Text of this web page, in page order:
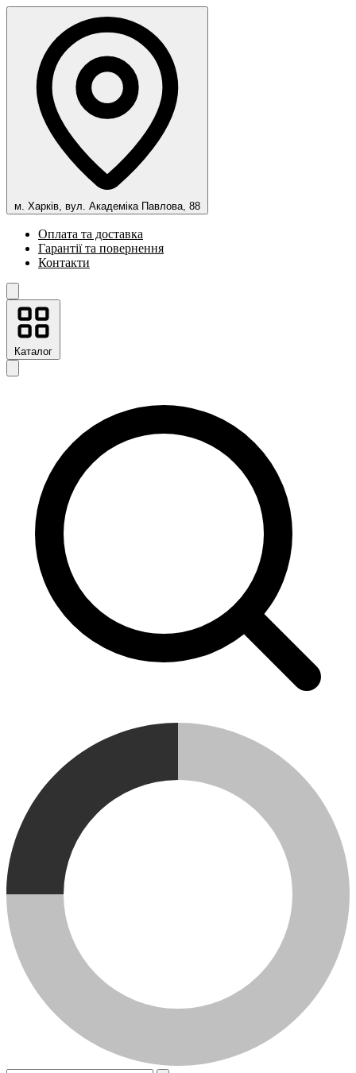
м. Харків, вул. Академіка Павлова, 88
Оплата та доставка
Гарантії та повернення
Контакти
Каталог